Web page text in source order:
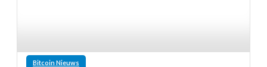
Bitcoin Nieuws